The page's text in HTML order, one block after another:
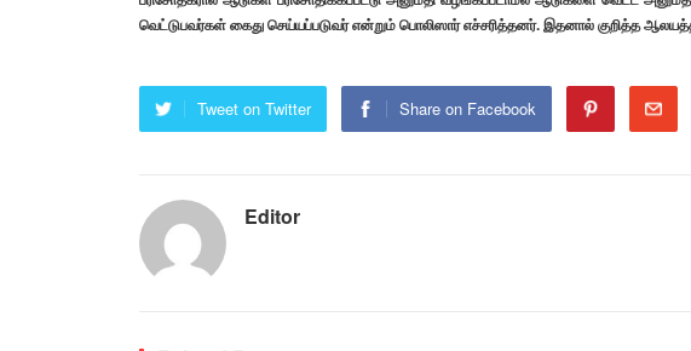
வெட்டுபவர்கள் கைது செய்யப்படுவர் என்றும் பொலிஸார் எச்சரித்தனர். இதனால் குறித்த
Tweet on Twitter Share on Facebook
Editor